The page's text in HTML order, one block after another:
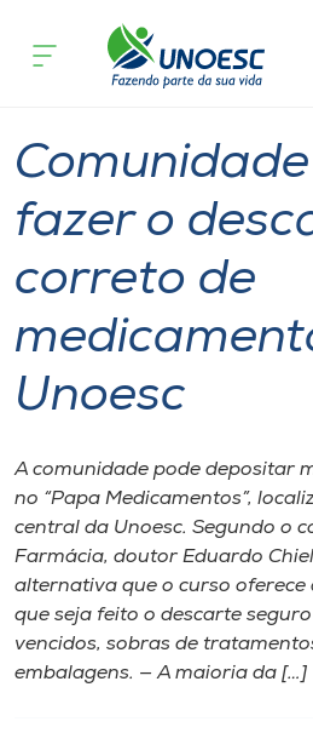
Cursos
Pesquisa
Atendimento ao Estudante
Portal de Ensino
Internacionalização
I.nova
Diplomados
acontece
fazer o
correto de
Unoesc
A comunidade pode depositar
no “Papa Medicamentos”,
central da Unoesc. Segundo o
Farmácia, doutor Eduardo
alternativa que o curso oferece
que seja feito o descarte
vencidos, sobras de
embalagens. — A maioria da […]